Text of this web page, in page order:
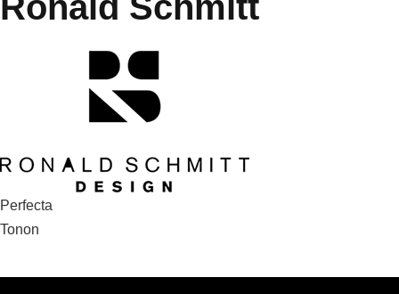
Navigation
de
l’article
Perfecta
Tonon